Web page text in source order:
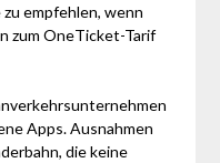
empfehlen, wenn
zum OneTicket-Tarif
Apps. Ausnahmen
die keine